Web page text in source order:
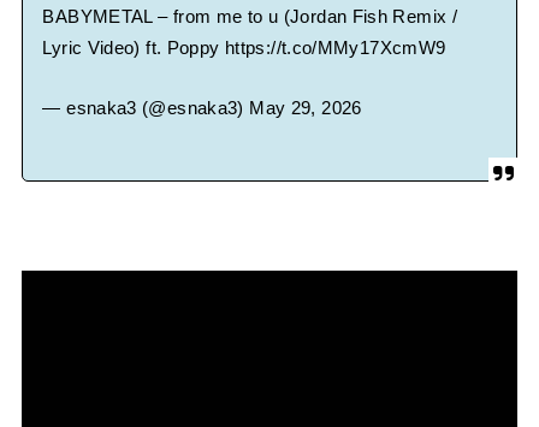
BABYMETAL – from me to u (Jordan Fish Remix /
Lyric Video) ft. Poppy https://t.co/MMy17XcmW9
— esnaka3 (@esnaka3) May 29, 2026